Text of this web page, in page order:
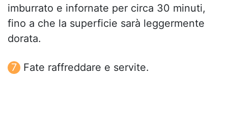
imburrato e infornate per circa 30 minuti,
fino a che la superficie sarà leggermente
dorata.
Fate raffreddare e servite.